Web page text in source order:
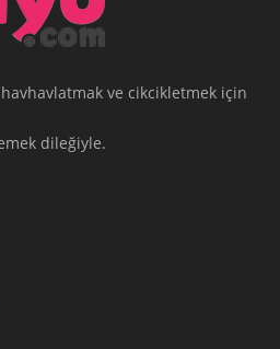
ve cikcikletmek için
dileğiyle.